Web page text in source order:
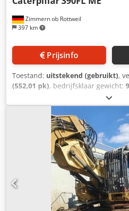
Zimmern ob Rottweil
397 km
Prijsinfo
Toestand: uitstekend (gebruikt),
(552,01 pk), bedrijfsklaar gewicht:
2015,
Uitrusting:airconditioning, cabine,
Bouwjaar: 2015 Bedrijfsuren:
beschermcabine Airconditioning
Centrale smering Standaard giek
Rotsbak met snijmes, 2,20 m breed
over Bodemplaten 650 mm breed
CAT C18 motor met 406 kW CE /